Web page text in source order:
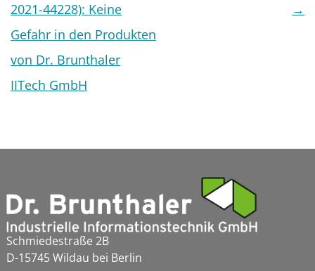
2021-44228): Keine
Gefahr in den Produkten
von Dr. Brunthaler
IITech GmbH
→
Schmiedestraße 2B
D-15745 Wildau bei Berlin